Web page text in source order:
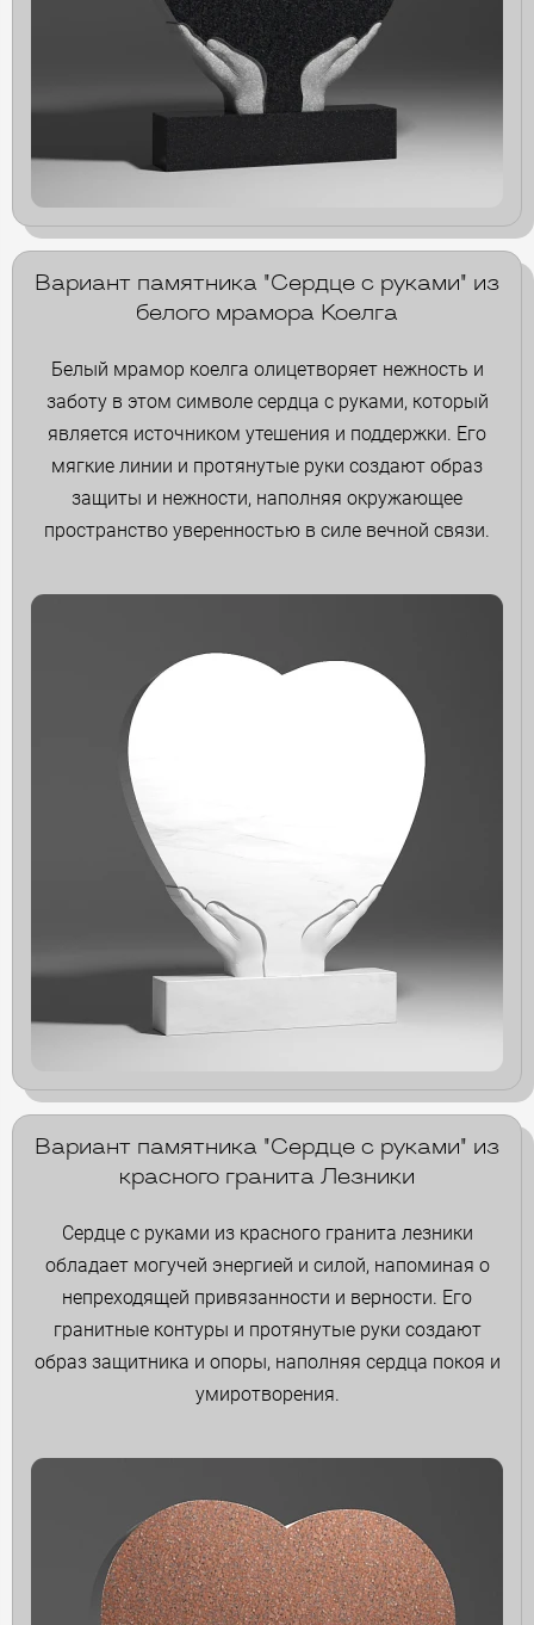
Вариант памятника "Сердце с руками" из
белого мрамора Коелга
Белый мрамор коелга олицетворяет нежность и
заботу в этом символе сердца с руками, который
является источником утешения и поддержки. Его
мягкие линии и протянутые руки создают образ
защиты и нежности, наполняя окружающее
пространство уверенностью в силе вечной связи.
Вариант памятника "Сердце с руками" из
красного гранита Лезники
Сердце с руками из красного гранита лезники
обладает могучей энергией и силой, напоминая о
непреходящей привязанности и верности. Его
гранитные контуры и протянутые руки создают
образ защитника и опоры, наполняя сердца покоя и
умиротворения.